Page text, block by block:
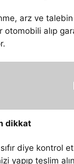
arz ve
otomobili alıp
dikkat
sıfır diye kontrol
yapıp teslim